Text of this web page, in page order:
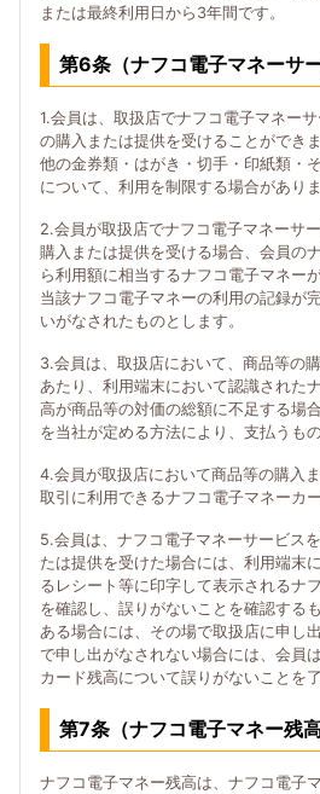
または最終利用日から3年間です。
第6条（ナフコ電子マネーサ
1.会員は、取扱店でナフコ電子マネー
の購入または提供を受けることができ
他の金券類・はがき・切手・印紙類・
について、利用を制限する場合がありま
2.会員が取扱店でナフコ電子マネーサ
購入または提供を受ける場合、会員の
ら利用額に相当するナフコ電子マネー
当該ナフコ電子マネーの利用の記録が
いがなされたものとします。
3.会員は、取扱店において、商品等の
あたり、利用端末において認識された
高が商品等の対価の総額に不足する場
を当社が定める方法により、支払うもの
4.会員が取扱店において商品等の購入
取引に利用できるナフコ電子マネーカ
5.会員は、ナフコ電子マネーサービス
たは提供を受けた場合には、利用端末
るレシート等に印字して表示されるナ
を確認し、誤りがないことを確認する
ある場合には、その場で取扱店に申し
で申し出がなされない場合には、会員
カード残高について誤りがないことを
第7条（ナフコ電子マネー残高
ナフコ電子マネー残高は、ナフコ電子